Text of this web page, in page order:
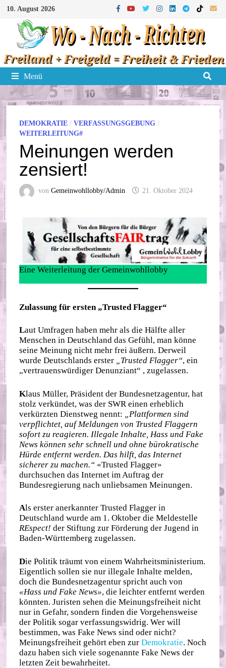
Zum
Inhalt
springen
10. August 2026
Menü
DEMOKRATIE /VERFASSUNGSGEBUNG /
WEITERLEITUNG#
Meinungen werden
zensiert!
vonGemeinwohllobby/Admin 21. Oktober 2024
Eine Weiterleitung der Gemeinwohllobby
Zulassung für ersten „Trusted Flagger“
Laut Umfragen haben mehr als die Hälfte aller
Menschen in Deutschland das Gefühl, man könne
seine Meinung nicht mehr frei äußern. Derweil
wurde Deutschlands erster „Trusted Flagger“, ein
„vertrauenswürdiger Denunziant“ , zugelassen.
Klaus Müller, Präsident der Bundesnetzagentur, hat
stolz verkündet, was der SWR einen erheblich
verkürzten Dienstweg nennt:
„Plattformen sind
verpflichtet, auf Meldungen von Trusted Flaggern
sofort zu reagieren. Illegale Inhalte, Hass und Fake
News können sehr schnell und ohne bürokratische
Hürde entfernt werden. Das hilft, das Internet
sicherer zu machen.“ «Trusted Flagger»
durchsuchen das Internet im Auftrag der
Bundesregierung nach unliebsamen Meinungen.
Als erster anerkannter Trusted Flagger in
Deutschland wurde am 1. Oktober die Meldestelle
REspect! der Stiftung zur Förderung der Jugend in
Baden-Württemberg zugelassen.
Die Politik träumt von einem Wahrheitsministerium.
Eigentlich sollen sie nur illegale Inhalte melden,
doch die Bundesnetzagentur spricht auch von
«Hass und Fake News», die leichter entfernt werden
könnten. Juristen sehen die Meinungsfreiheit nicht
nur in Gefahr, sondern finden die Vorgehensweise
der Politik sogar verfassungswidrig. Wer will
bestimmen, was Fake News sind oder nicht?
Meinungsfreiheit gehört eben zurDemokratie. Noch
dazu haben sich viele sogenannte Fake News der
letzten Zeit bewahrheitet.